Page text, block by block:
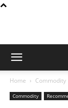
Home Commodity
Commodity